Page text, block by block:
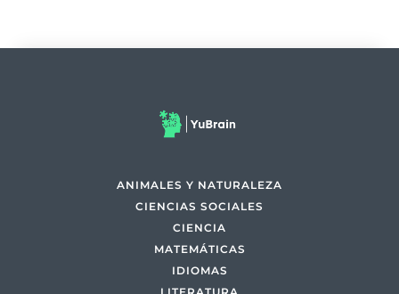
ANIMALES Y NATURALEZA
CIENCIAS SOCIALES
CIENCIA
MATEMÁTICAS
IDIOMAS